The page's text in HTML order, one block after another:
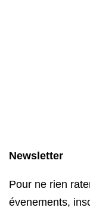
Newsletter
Pour ne rien
évenements,